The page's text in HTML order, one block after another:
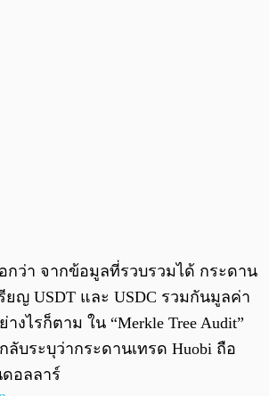
อกว่า จากข้อมูลที่รวบรวมได้ กระดาน
ยญ USDT และ USDC รวมกันมูลค่า
งไรก็ตาม ใน “Merkle Tree Audit”
ลับระบุว่ากระดานเทรด Huobi ถือ
ดอลลาร์